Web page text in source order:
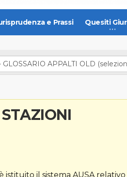
e Prassi Quesiti
istituito il sistema AUSA